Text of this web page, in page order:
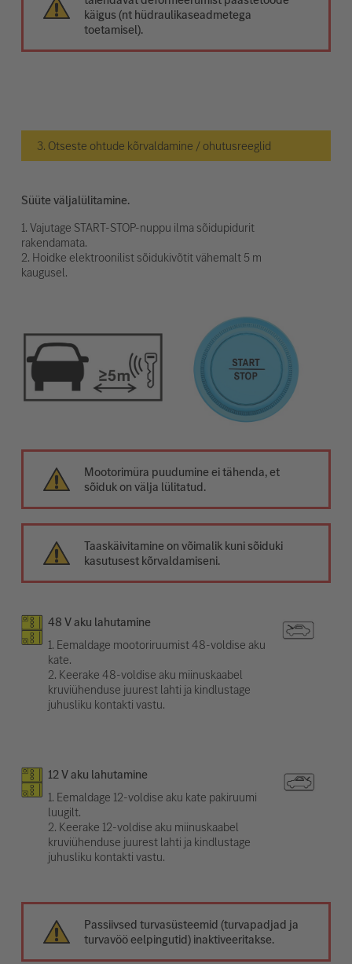
käigus (nt hüdraulikaseadmetega
toetamisel).
3. Otseste ohtude kõrvaldamine / ohutusreeglid
Süüte väljalülitamine.
1. Vajutage START-STOP-nuppu ilma sõidupidurit
rakendamata.
2. Hoidke elektroonilist sõidukivõtit vähemalt 5 m
kaugusel.
Mootorimüra puudumine ei tähenda, et
sõiduk on välja lülitatud.
Taaskäivitamine on võimalik kuni sõiduki
kasutusest kõrvaldamiseni.
48 V aku lahutamine
1. Eemaldage mootoriruumist 48-voldise aku
kate.
2. Keerake 48-voldise aku miinuskaabel
kruviühenduse juurest lahti ja kindlustage
juhusliku kontakti vastu.
12 V aku lahutamine
1. Eemaldage 12-voldise aku kate pakiruumi
luugilt.
2. Keerake 12-voldise aku miinuskaabel
kruviühenduse juurest lahti ja kindlustage
juhusliku kontakti vastu.
Passiivsed turvasüsteemid (turvapadjad ja
turvavöö eelpingutid) inaktiveeritakse.